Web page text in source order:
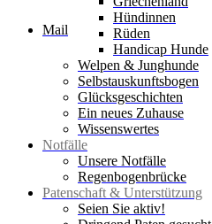
Mail
Hündinnen
Rüden
Handicap Hunde
Welpen & Junghunde
Selbstauskunftsbogen
Glücksgeschichten
Ein neues Zuhause
Wissenswertes
Notfälle
Unsere Notfälle
Regenbogenbrücke
Patenschaft & Unterstützung
Seien Sie aktiv!